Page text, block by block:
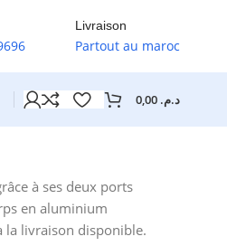
Livraison
Partout au maroc
د.م.
à ses deux ports
en aluminium
la livraison disponible.